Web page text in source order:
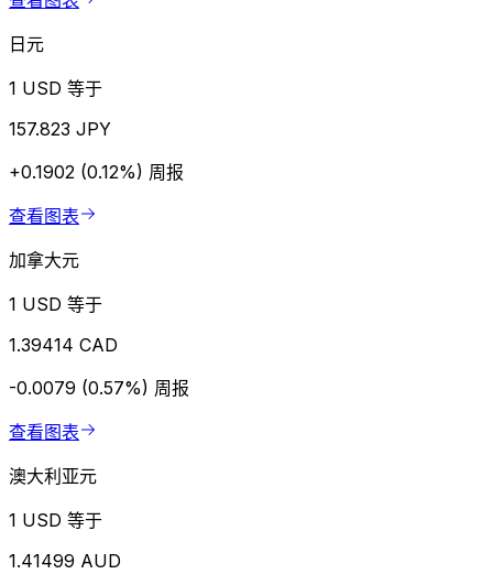
日元
1 USD 等于
157.823 JPY
+0.1902 (0.12%) 周报
查看图表
加拿大元
1 USD 等于
1.39414 CAD
-0.0079 (0.57%) 周报
查看图表
澳大利亚元
1 USD 等于
1.41499 AUD